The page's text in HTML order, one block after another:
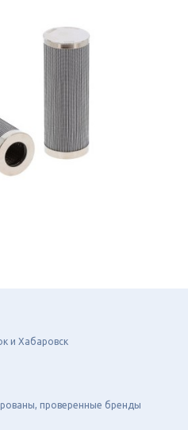
и Хабаровск
проверенные бренды